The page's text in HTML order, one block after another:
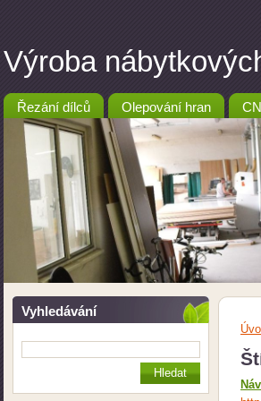
Výroba
Řezání dílců Olepování hran
Vyhledávání